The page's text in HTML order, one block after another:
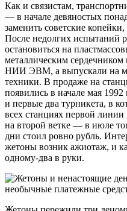
Как и связистам,
— в начале девяностых
заменить советские
После недолгих испытаний
остановиться на
металлическим
НИИ ЭВМ, а выпускали на
техники. В продаже на
появились в начале мая
и первые два турникета, в
всех станциях первой
на второй ветке — в июле
дни стоил ровно рубль.
жетоны возник ажиотаж, и
одному-два в руки.